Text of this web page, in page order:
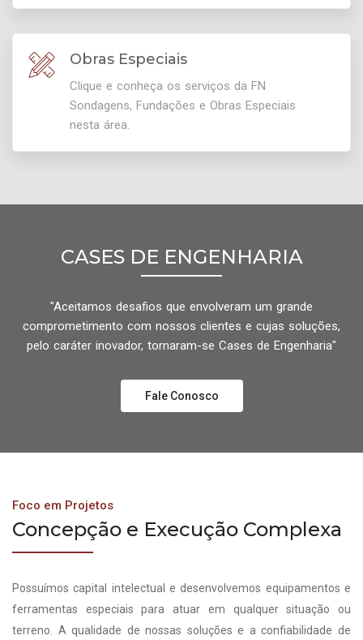
Obras Especiais
Clique e conheça os serviços da FN
Sondagens, Fundações e Obras Especiais
nesta área.
CASES DE ENGENHARIA
"Aceitamos desafios que envolveram um grande
comprometimento com nossos clientes e cujas soluções,
pelo caráter inovador, tornaram-se Cases de Engenharia"
Fale Conosco
Foco em Projetos
Concepção e Execução Complexa
Possuímos capital intelectual e desenvolvemos equipamentos e
ferramentas especiais para atuar em qualquer situação ou
terreno. A qualidade de nossas soluções e a confiabilidade de